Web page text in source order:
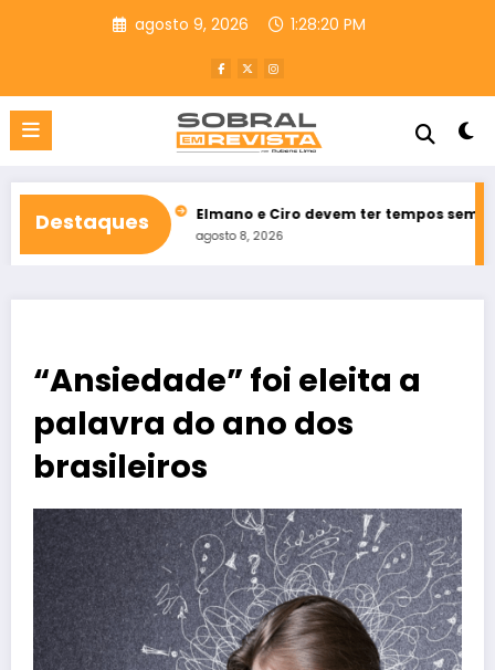
agosto 9, 2026 1:28:21 PM
Destaques
Varjota Elmano e Ciro devem ter tempos semelhantes na
agosto 8, 2026
“Ansiedade” foi eleita a
palavra do ano dos
brasileiros